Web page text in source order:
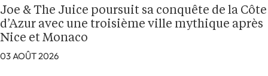
Joe & The Juice poursuit sa conquête de la Côte
d’Azur avec une troisième ville mythique après
Nice et Monaco
03 AOÛT 2026